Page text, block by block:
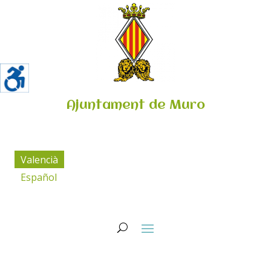
Ajuntament de Muro
Valencià
Español